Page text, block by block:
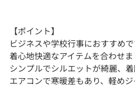
【ポイント】
ビジネスや学校行事におすすめで
着心地快適なアイテムを合わせま
シンプルでシルエットが綺麗、着
エアコンで寒暖差もあり、軽めジ